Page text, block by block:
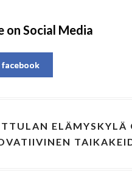
on Social Media
facebook
ELÄMYSKYLÄ